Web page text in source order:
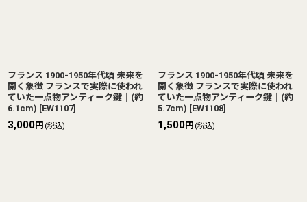
フランス 1900-1950年代頃 未来を
開く象徴 フランスで実際に使われ
ていた一点物アンティーク鍵｜(約
6.1cm) [EW1107]
3,000円 (税込)
フランス 1900-1950年代頃 未来を
開く象徴 フランスで実際に使われ
ていた一点物アンティーク鍵｜(約
5.7cm) [EW1108]
1,500円 (税込)